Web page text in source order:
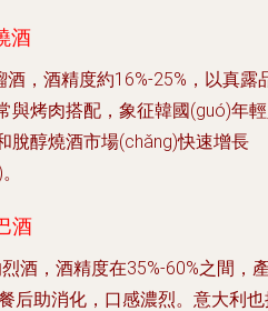
酒
，酒精度約16%-25%，以真露
與烤肉搭配，象征韓國(guó)年
脫醇燒酒市場(chǎng)快速增長
酒
酒，酒精度在35%-60%之間，
后助消化，口感濃烈。意大利